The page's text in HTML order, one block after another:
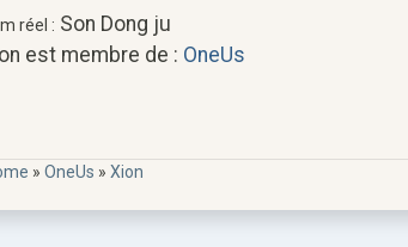
réel : Son Dong ju
est membre de : OneUs
» OneUs » Xion